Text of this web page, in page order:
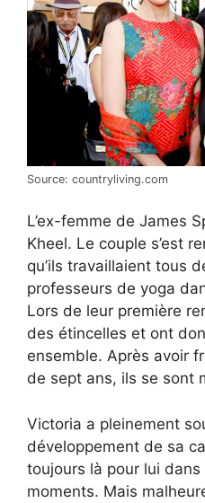
Source: countryliving.com
L’ex-femme de James
Kheel. Le couple s’est
qu’ils travaillaient tous
professeurs de yoga
Lors de leur première
des étincelles et ont
ensemble. Après avoir
de sept ans, ils se sont
Victoria a pleinement
développement de sa
toujours là pour lui
moments. Mais